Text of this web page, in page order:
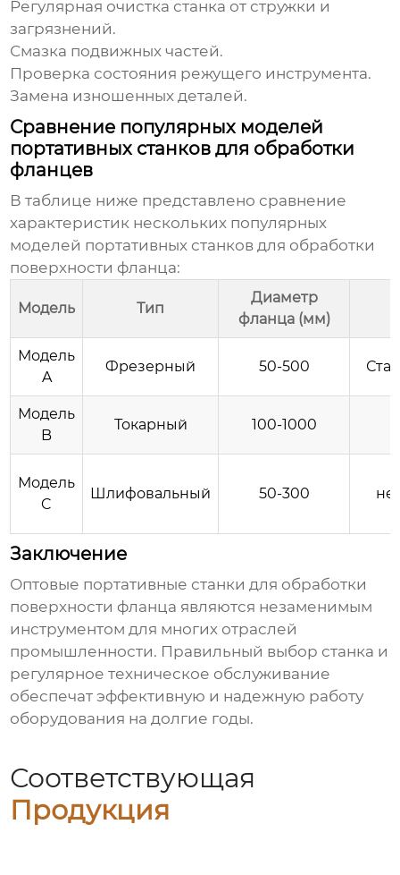
Регулярная очистка станка от стружки и
загрязнений.
Смазка подвижных частей.
Проверка состояния режущего инструмента.
Замена изношенных деталей.
Сравнение популярных моделей
портативных станков для обработки
фланцев
В таблице ниже представлено сравнение
характеристик нескольких популярных
моделей портативных станков для обработки
поверхности фланца:
Модель Тип
Диаметр
фланца (мм)
Модель
A
Фрезерный 50-500
Модель
B
Токарный 100-1000
Модель
C
Шлифовальный 50-300
Заключение
Оптовые портативные станки для обработки
поверхности фланца являются незаменимым
инструментом для многих отраслей
промышленности. Правильный выбор станка и
регулярное техническое обслуживание
обеспечат эффективную и надежную работу
оборудования на долгие годы.
Соответствующая
Продукция